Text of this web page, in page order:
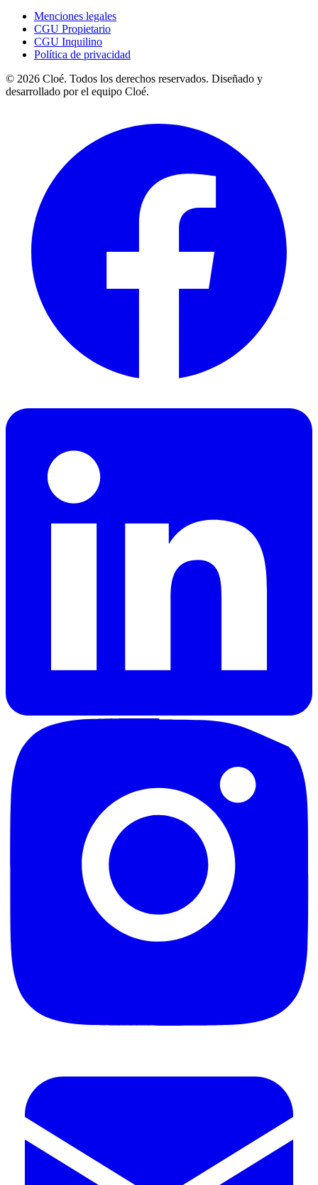
Menciones legales
CGU Propietario
CGU Inquilino
Política de privacidad
© 2026 Cloé. Todos los derechos reservados. Diseñado y
desarrollado por el equipo Cloé.